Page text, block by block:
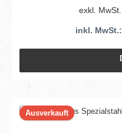
exkl.
inkl.
Ausverkauft